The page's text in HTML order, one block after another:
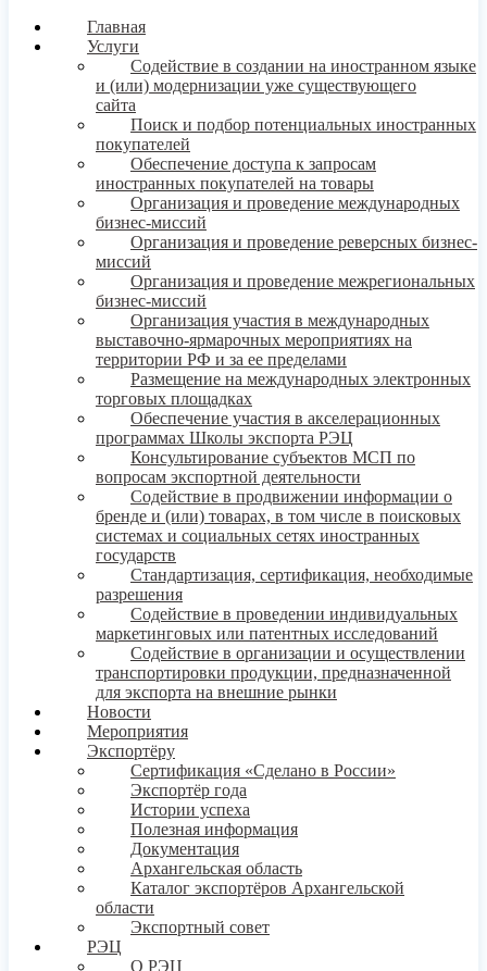
Главная
Услуги
Содействие в создании на иностранном языке
и (или) модернизации уже существующего
сайта
Поиск и подбор потенциальных иностранных
покупателей
Обеспечение доступа к запросам
иностранных покупателей на товары
Организация и проведение международных
бизнес-миссий
Организация и проведение реверсных бизнес-
миссий
Организация и проведение межрегиональных
бизнес-миссий
Организация участия в международных
выставочно-ярмарочных мероприятиях на
территории РФ и за ее пределами
Размещение на международных электронных
торговых площадках
Обеспечение участия в акселерационных
программах Школы экспорта РЭЦ
Консультирование субъектов МСП по
вопросам экспортной деятельности
Содействие в продвижении информации о
бренде и (или) товарах, в том числе в поисковых
системах и социальных сетях иностранных
государств
Стандартизация, сертификация, необходимые
разрешения
Содействие в проведении индивидуальных
маркетинговых или патентных исследований
Содействие в организации и осуществлении
транспортировки продукции, предназначенной
для экспорта на внешние рынки
Новости
Мероприятия
Экспортёру
Сертификация «Сделано в России»
Экспортёр года
Истории успеха
Полезная информация
Документация
Архангельская область
Каталог экспортёров Архангельской
области
Экспортный совет
РЭЦ
О РЭЦ